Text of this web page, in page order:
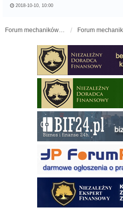
2018-10-10, 10:00